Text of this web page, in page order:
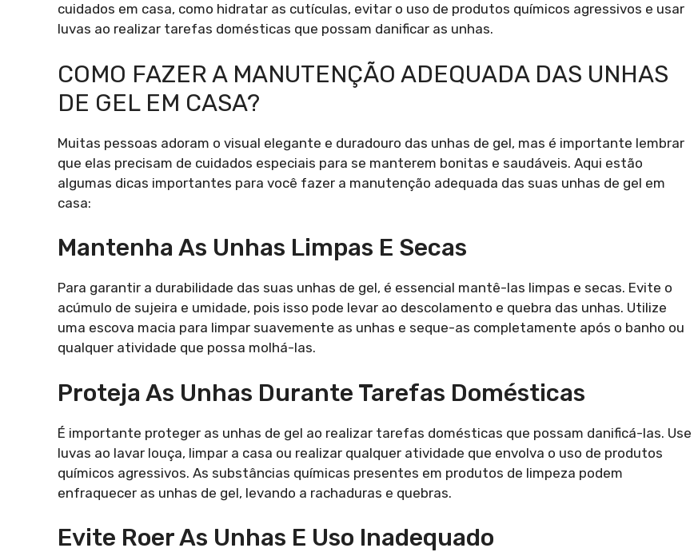
cuidados em casa, como hidratar as cutículas, evitar o uso de produtos químicos agressivos e usar
luvas ao realizar tarefas domésticas que possam danificar as unhas.
COMO FAZER A MANUTENÇÃO ADEQUADA DAS UNHAS
DE GEL EM CASA?
Muitas pessoas adoram o visual elegante e duradouro das unhas de gel, mas é importante lembrar
que elas precisam de cuidados especiais para se manterem bonitas e saudáveis. Aqui estão
algumas dicas importantes para você fazer a manutenção adequada das suas unhas de gel em
casa:
Mantenha As Unhas Limpas E Secas
Para garantir a durabilidade das suas unhas de gel, é essencial mantê-las limpas e secas. Evite o
acúmulo de sujeira e umidade, pois isso pode levar ao descolamento e quebra das unhas. Utilize
uma escova macia para limpar suavemente as unhas e seque-as completamente após o banho ou
qualquer atividade que possa molhá-las.
Proteja As Unhas Durante Tarefas Domésticas
É importante proteger as unhas de gel ao realizar tarefas domésticas que possam danificá-las. Use
luvas ao lavar louça, limpar a casa ou realizar qualquer atividade que envolva o uso de produtos
químicos agressivos. As substâncias químicas presentes em produtos de limpeza podem
enfraquecer as unhas de gel, levando a rachaduras e quebras.
Evite Roer As Unhas E Uso Inadequado